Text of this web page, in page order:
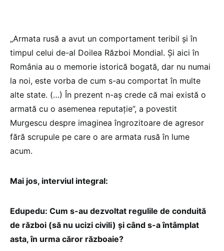
„Armata rusă a avut un comportament teribil și în
timpul celui de-al Doilea Război Mondial. Și aici în
România au o memorie istorică bogată, dar nu numai
la noi, este vorba de cum s-au comportat în multe
alte state. (…) În prezent n-aș crede că mai există o
armată cu o asemenea reputație”, a povestit
Murgescu despre imaginea îngrozitoare de agresor
fără scrupule pe care o are armata rusă în lume
acum.
Mai jos, interviul integral:
Edupedu: Cum s-au dezvoltat regulile de conduită
de război (să nu ucizi civili) și când s-a întâmplat
asta, în urma căror războaie?